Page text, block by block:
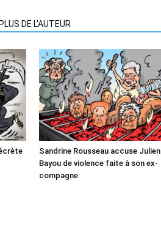
DE L'AUTEUR
Sandrine Rousseau accuse Julien
Bayou de violence faite à son ex-
compagne